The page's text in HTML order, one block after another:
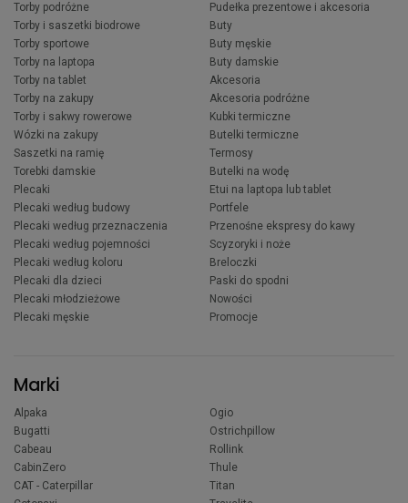
Torby podróżne
Torby i saszetki biodrowe
Torby sportowe
Torby na laptopa
Torby na tablet
Torby na zakupy
Torby i sakwy rowerowe
Wózki na zakupy
Saszetki na ramię
Torebki damskie
Plecaki
Plecaki według budowy
Plecaki według przeznaczenia
Plecaki według pojemności
Plecaki według koloru
Plecaki dla dzieci
Plecaki młodzieżowe
Plecaki męskie
Pudełka prezentowe i akcesoria
Buty
Buty męskie
Buty damskie
Akcesoria
Akcesoria podróżne
Kubki termiczne
Butelki termiczne
Termosy
Butelki na wodę
Etui na laptopa lub tablet
Portfele
Przenośne ekspresy do kawy
Scyzoryki i noże
Breloczki
Paski do spodni
Nowości
Promocje
Marki
Alpaka
Bugatti
Cabeau
CabinZero
CAT - Caterpillar
Ogio
Ostrichpillow
Rollink
Thule
Titan